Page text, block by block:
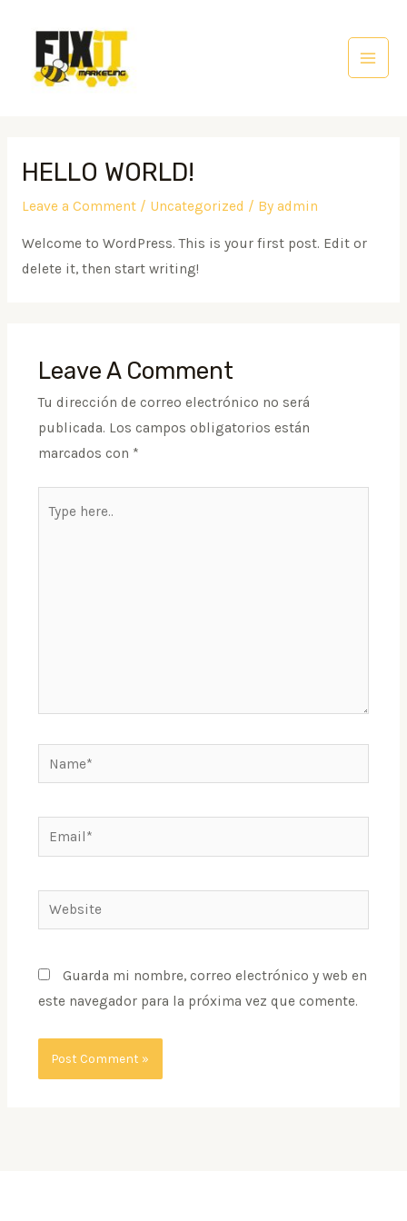
content
Main
HELLO WORLD!
Leave a Comment / Uncategorized / By admin
Welcome to WordPress. This is your first post. Edit or
delete it, then start writing!
Leave A Comment
Tu dirección de correo electrónico no será
publicada. Los campos obligatorios están
marcados con *
here..
Name*
Email*
Website
Guarda mi nombre, correo electrónico y web en
este navegador para la próxima vez que comente.